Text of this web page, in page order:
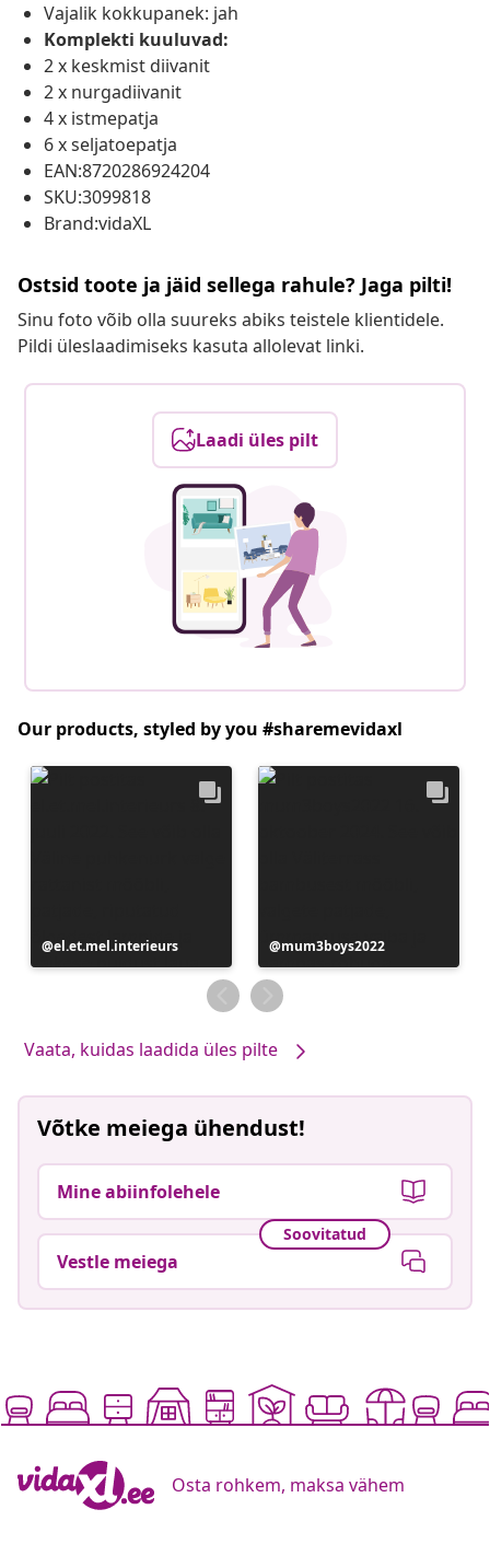
Vajalik kokkupanek: jah
Komplekti kuuluvad:
2 x keskmist diivanit
2 x nurgadiivanit
4 x istmepatja
6 x seljatoepatja
EAN:8720286924204
SKU:3099818
Brand:vidaXL
Ostsid toote ja jäid sellega rahule? Jaga pilti!
Sinu foto võib olla suureks abiks teistele klientidele.
Pildi üleslaadimiseks kasuta allolevat linki.
Laadi üles pilt
Our products, styled by you #sharemevidaxl
Postitus
avaldatud
el.et.mel.interieurs
Postitus
avaldatud
mum3boys2022
Vaata, kuidas laadida üles pilte
Võtke meiega ühendust!
Mine abiinfolehele
Soovitatud
Vestle meiega
Osta rohkem, maksa vähem